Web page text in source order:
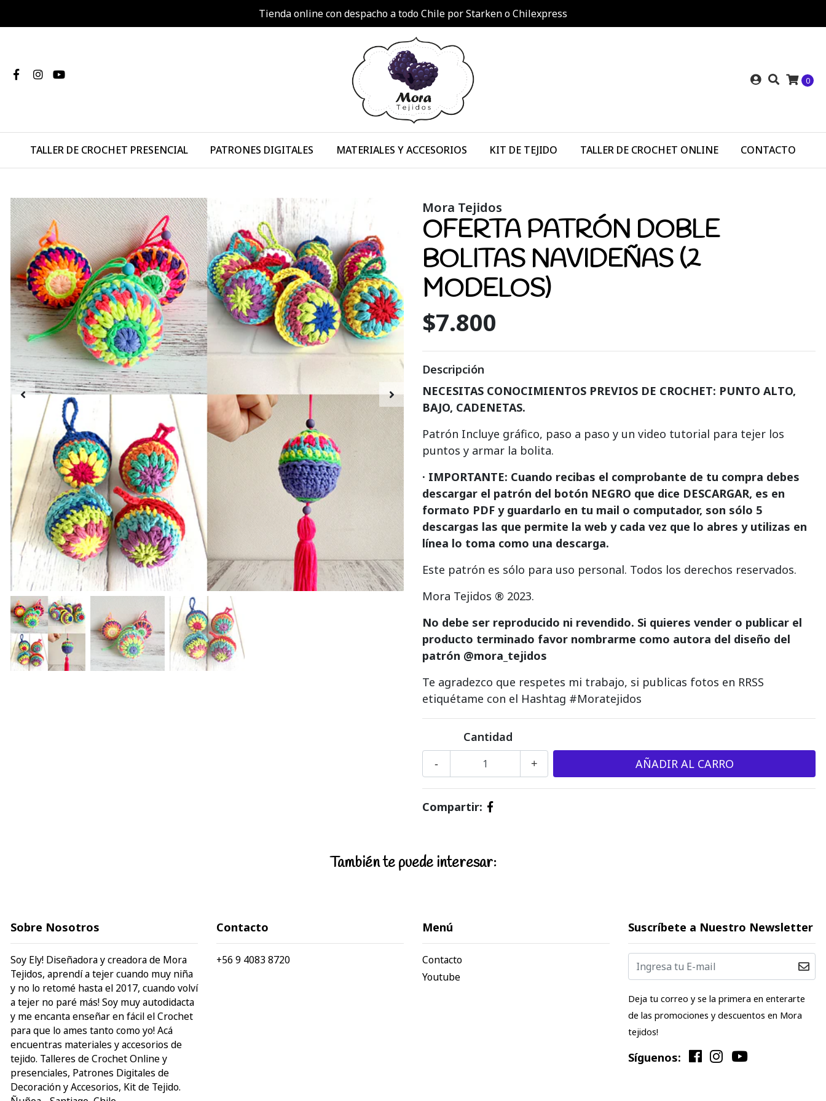
Tienda online con despacho a todo Chile por Starken o Chilexpress
0
TALLER DE CROCHET PRESENCIAL PATRONES DIGITALES MATERIALES Y ACCESORIOS KIT DE TEJIDO TALLER DE CROCHET ONLINE CONTACTO
Mora Tejidos
OFERTA PATRÓN DOBLE
BOLITAS NAVIDEÑAS (2
MODELOS)
$7.800
Descripción
NECESITAS CONOCIMIENTOS PREVIOS DE CROCHET: PUNTO ALTO,
BAJO, CADENETAS.
Patrón Incluye gráfico, paso a paso y un video tutorial para tejer los
puntos y armar la bolita.
· IMPORTANTE: Cuando recibas el comprobante de tu compra debes
descargar el patrón del botón NEGRO que dice DESCARGAR, es en
formato PDF y guardarlo en tu mail o computador, son sólo 5
descargas las que permite la web y cada vez que lo abres y utilizas en
línea lo toma como una descarga.
Este patrón es sólo para uso personal. Todos los derechos reservados.
Mora Tejidos ® 2023.
No debe ser reproducido ni revendido. Si quieres vender o publicar el
producto terminado favor nombrarme como autora del diseño del
patrón @mora_tejidos
Te agradezco que respetes mi trabajo, si publicas fotos en RRSS
etiquétame con el Hashtag #Moratejidos
Cantidad
+
-
Compartir:
También te puede interesar:
Sobre Nosotros
Soy Ely! Diseñadora y creadora de Mora
Tejidos, aprendí a tejer cuando muy niña
y no lo retomé hasta el 2017, cuando volví
a tejer no paré más! Soy muy autodidacta
y me encanta enseñar en fácil el Crochet
para que lo ames tanto como yo! Acá
encuentras materiales y accesorios de
tejido. Talleres de Crochet Online y
presenciales, Patrones Digitales de
Decoración y Accesorios, Kit de Tejido.
Contacto
+56 9 4083 8720
Menú
Contacto
Youtube
Suscríbete a Nuestro Newsletter
Deja tu correo y se la primera en enterarte
de las promociones y descuentos en Mora
tejidos!
Síguenos: